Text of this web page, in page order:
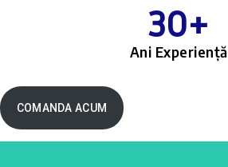
30+
Ani Experiență
COMANDA ACUM